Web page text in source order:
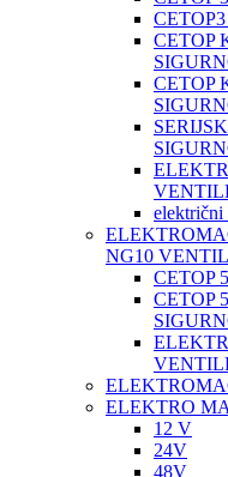
CETOP
CETOP
električni
NG10
CETOP
CETOP
ELEKTRO
12 V
24V
48V